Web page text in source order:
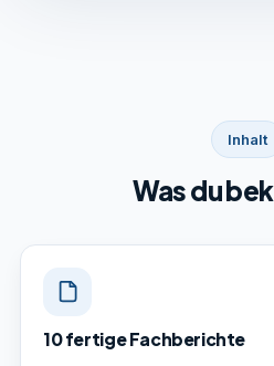
Inhalt
Was du
10 fertige Fachberichte